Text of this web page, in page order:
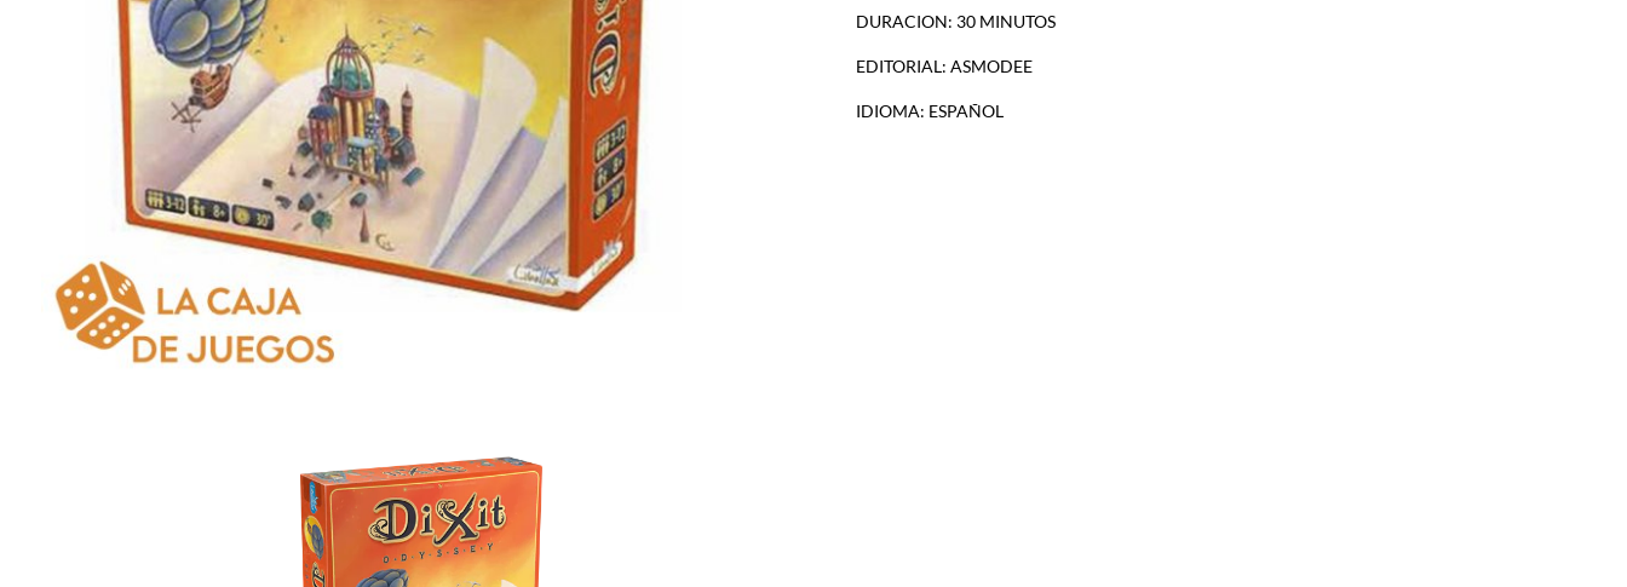
DURACION: 30 MINUTOS
EDITORIAL: ASMODEE
IDIOMA: ESPAÑOL